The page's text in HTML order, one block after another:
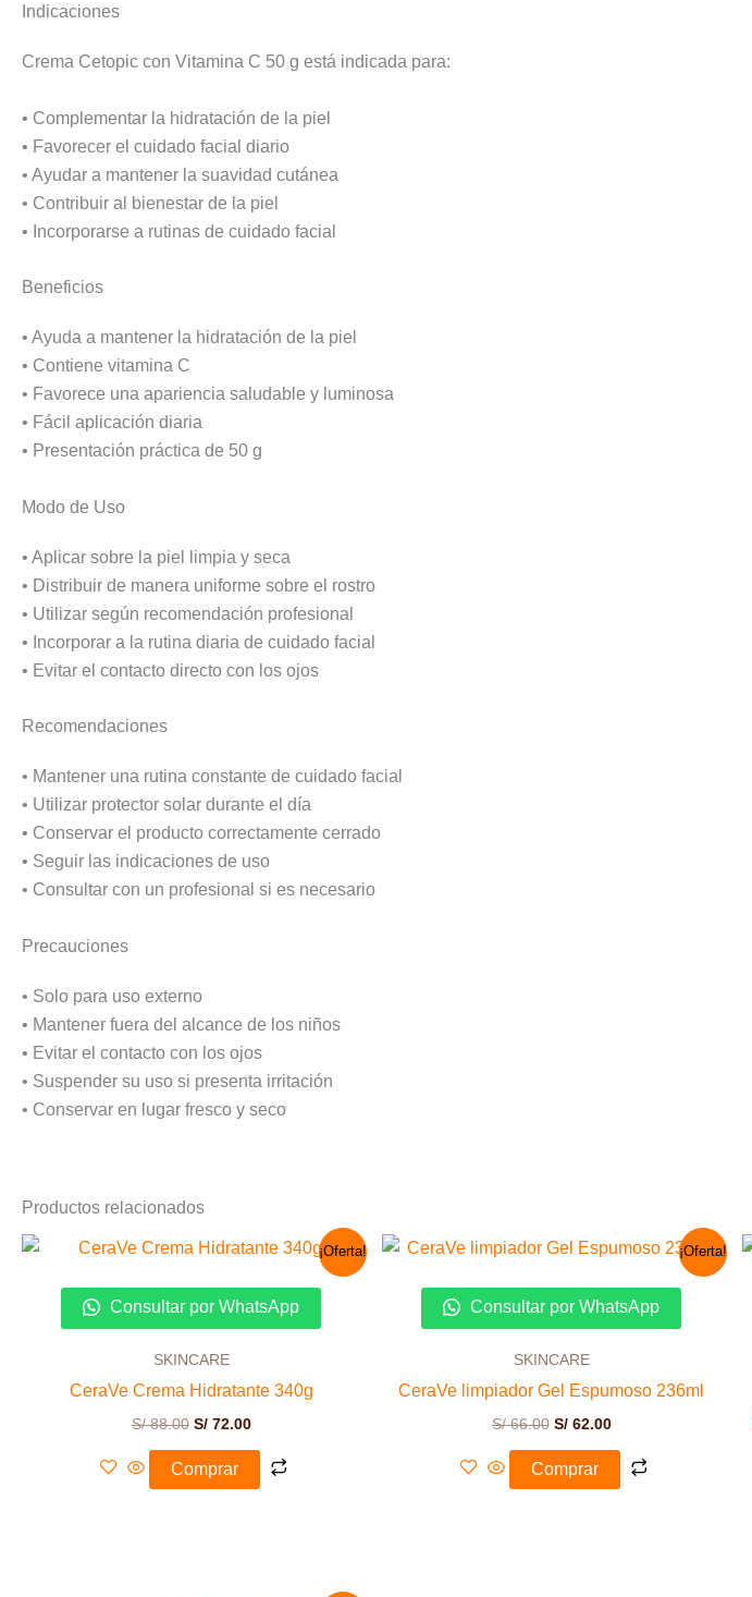
Indicaciones
Crema Cetopic con Vitamina C 50 g está indicada para:
• Complementar la hidratación de la piel
• Favorecer el cuidado facial diario
• Ayudar a mantener la suavidad cutánea
• Contribuir al bienestar de la piel
• Incorporarse a rutinas de cuidado facial
Beneficios
• Ayuda a mantener la hidratación de la piel
• Contiene vitamina C
• Favorece una apariencia saludable y luminosa
• Fácil aplicación diaria
• Presentación práctica de 50 g
Modo de Uso
• Aplicar sobre la piel limpia y seca
• Distribuir de manera uniforme sobre el rostro
• Utilizar según recomendación profesional
• Incorporar a la rutina diaria de cuidado facial
• Evitar el contacto directo con los ojos
Recomendaciones
• Mantener una rutina constante de cuidado facial
• Utilizar protector solar durante el día
• Conservar el producto correctamente cerrado
• Seguir las indicaciones de uso
• Consultar con un profesional si es necesario
Precauciones
• Solo para uso externo
• Mantener fuera del alcance de los niños
• Evitar el contacto con los ojos
• Suspender su uso si presenta irritación
• Conservar en lugar fresco y seco
Productos relacionados
¡Oferta!
Consultar por WhatsApp
SKINCARE
CeraVe Crema Hidratante 340g
S/88.00
El
era:
S/ 88.00.
S/72.00
El
es:
S/ 72.00.
Comprar
¡Oferta!
Consultar por WhatsApp
SKINCARE
CeraVe limpiador Gel Espumoso 236ml
S/66.00
El
era:
S/ 66.00.
S/62.00
El
es:
S/ 62.00.
Comprar